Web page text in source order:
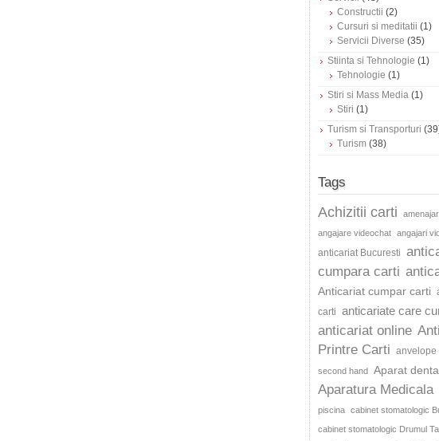
Constructii (2)
Cursuri si meditatii (1)
Servicii Diverse (35)
Stiinta si Tehnologie (1)
Tehnologie (1)
Stiri si Mass Media (1)
Stiri (1)
Turism si Transporturi
Turism (38)
Tags
Achizitii carti
angajare videochat angajari
anticariat Bucuresti
cumpara carti
Anticariat cumpar carti
carti anticariate care
anticariat online
Printre Carti anvelope
second hand Aparat
Aparatura Medicala
piscina cabinet stomatologic
cabinet stomatologic Drumul